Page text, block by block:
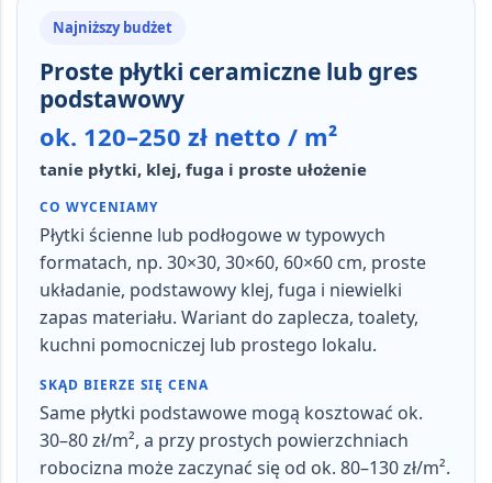
Najniższy budżet
Proste płytki ceramiczne lub gres
podstawowy
ok. 120–250 zł netto / m²
tanie płytki, klej, fuga i proste ułożenie
CO WYCENIAMY
Płytki ścienne lub podłogowe w typowych
formatach, np. 30×30, 30×60, 60×60 cm, proste
układanie, podstawowy klej, fuga i niewielki
zapas materiału. Wariant do zaplecza, toalety,
kuchni pomocniczej lub prostego lokalu.
SKĄD BIERZE SIĘ CENA
Same płytki podstawowe mogą kosztować ok.
30–80 zł/m², a przy prostych powierzchniach
robocizna może zaczynać się od ok. 80–130 zł/m².